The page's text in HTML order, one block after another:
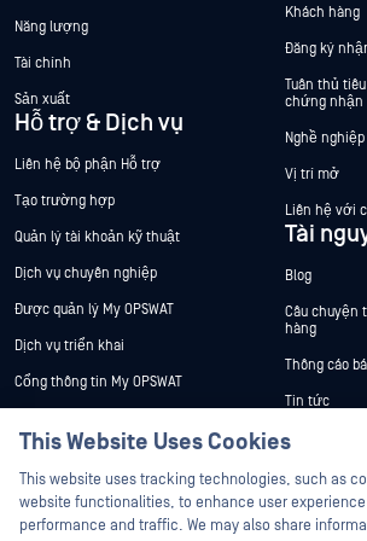
Năng lượng
Tài chính
Sản xuất
Hỗ trợ & Dịch vụ
Liên hệ bộ phận Hỗ trợ
Tạo trường hợp
Quản lý tài khoản kỹ thuật
Dịch vụ chuyên nghiệp
Được quản lý My OPSWAT
Dịch vụ triển khai
Cổng thông tin My OPSWAT
Chương trình Xử lý Lỗ hổng Bảo mật
Đối tác
Khách hàng
Đăng ký
Tuân thủ
chứng nhận
Nghề nghiệp
Vị trí mở
Liên hệ với
Tài
Blog
Câu chuyện
hàng
Thông cáo
Tin tức
Sự kiện
Hội thảo
Datasheets
This Website Uses Cookies
This website uses tracking technologies, such as
website functionalities, to enhance user
performance and traffic. We may also share
Hey there!
I'm Ozzy, your OPSWAT
How can I help you